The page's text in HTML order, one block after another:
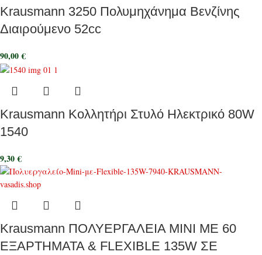
Krausmann 3250 Πολυμηχάνημα Βενζίνης
Διαιρούμενο 52cc
90,00€
Krausmann Κολλητήρι Στυλό Ηλεκτρικό 80W
1540
9,30€
Krausmann ΠΟΛΥΕΡΓΑΛΕΙΑ ΜΙΝΙ ΜΕ 60
ΕΞΑΡΤΗΜΑΤΑ & FLEXIBLE 135W ΣΕ